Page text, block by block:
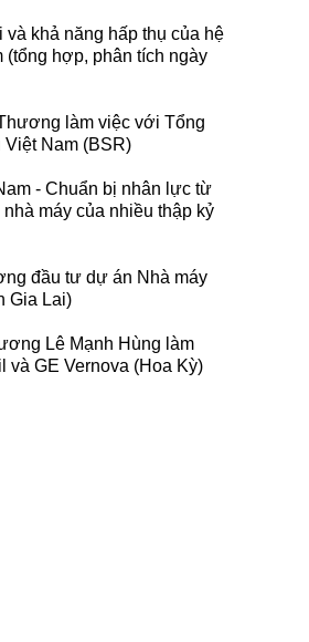
khả năng hấp thụ của hệ
(tổng hợp, phân tích ngày
làm việc với Tổng
Việt Nam (BSR)
- Chuẩn bị nhân lực từ
máy của nhiều thập kỷ
đầu tư dự án Nhà máy
Gia Lai)
Lê Mạnh Hùng làm
và GE Vernova (Hoa Kỳ)